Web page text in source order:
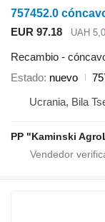
EUR 97.18 UAH
Recambio -
Estado nuevo
Ucrania, Bila
PP "Kaminski